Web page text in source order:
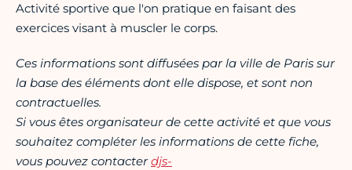
Activité sportive que l'on pratique en faisant des
exercices visant à muscler le corps.
Ces informations sont diffusées par la ville de Paris sur
la base des éléments dont elle dispose, et sont non
contractuelles.
Si vous êtes organisateur de cette activité et que vous
souhaitez compléter les informations de cette fiche,
vous pouvez contacterdjs-